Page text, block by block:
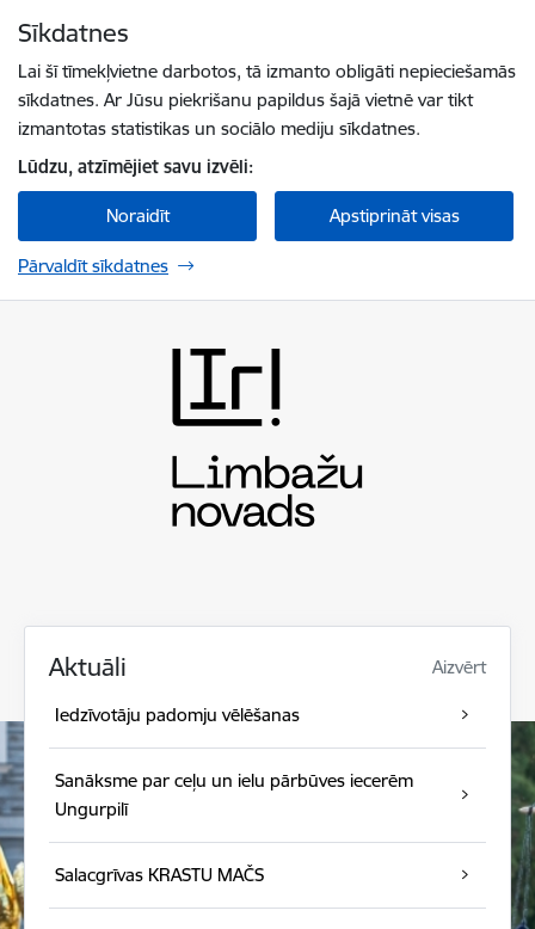
Sīkdatnes
Lai šī tīmekļvietne darbotos, tā izmanto obligāti nepieciešamās
sīkdatnes. Ar Jūsu piekrišanu papildus šajā vietnē var tikt
izmantotas statistikas un sociālo mediju sīkdatnes.
Lūdzu, atzīmējiet savu izvēli:
Noraidīt Apstiprināt visas
Pārvaldīt sīkdatnes
Aktuāli Aizvērt
Iedzīvotāju padomju vēlēšanas
Sanāksme par ceļu un ielu pārbūves iecerēm
Ungurpilī
Salacgrīvas KRASTU MAČS